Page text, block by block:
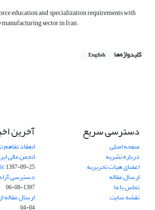
education and specialization requirements with
sector in Iran.
کلیدواژه‌ها English
دسترسی سریع
صفحه اصلی
درباره نشریه
اعضای هیات تحریریه
ارسال مقاله
تماس با ما
نقشه سایت
آخرین
انعقاد
انجمن مالی
1397-09-25
دسترسی
1397-08-06
ارسال مقاله